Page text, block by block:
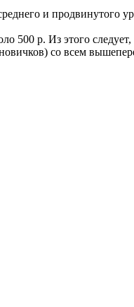
и продвинутого
500 р. Из этого
со всем